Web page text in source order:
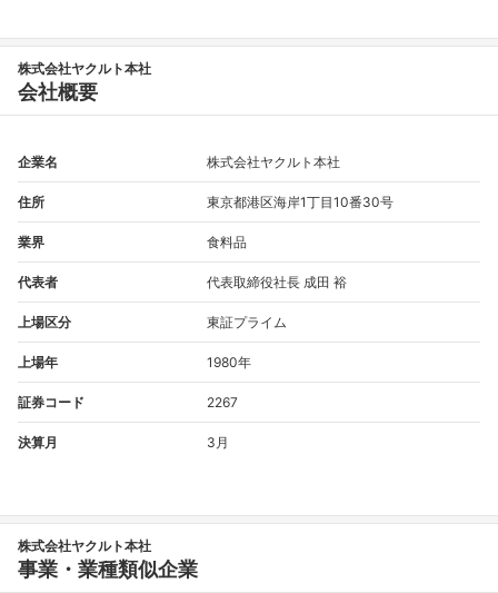
株式会社ヤクルト本社
会社概要
企業名 株式会社ヤクルト本社
住所 東京都港区海岸1丁目10番30号
業界 食料品
代表者 代表取締役社長 成田 裕
上場区分 東証プライム
上場年 1980年
証券コード 2267
決算月 3月
株式会社ヤクルト本社
事業・業種類似企業